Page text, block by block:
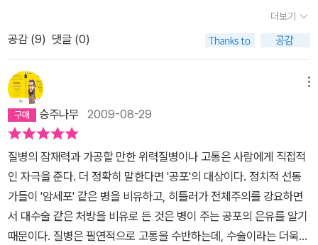
벌’을 선고 받았고 이 에세이가 세상에 빛을 본 뒤에는 유방암을 극복
했었지만, 또 다른 ‘형벌’인 ‘자궁암’ 선고를 받았다. 그리고 그녀의 절
친한 친구들이 ‘에이즈’라는 병으로 하나둘씩 세상을 떠났던 시기였
다. 그래서 사람들이 결핵이나, 암, 에이즈와 같은 질병을 대하는 태도
를 깊이 사유하게 된 그녀가 '은유로서의 질병'과 '에이즈와 그 은유'를
쓰게 된 것이다. 결핵, 나병, 매독, 페스트, 콜레라, 암, 에이즈 등 이런
병들을 떠올리는 우리의 머리 속에 연상되는 이미지들은 어떤 것들이
있을까? 지금 이런 병명과 함께 당신의 머리 속에 떠오른 이미지들을
찾아보라, 그게 바로 우리 사회에 있는 질병에 관한 사회적 은유다. 결
핵은 불결하고 하층민들이 잘 걸리는 수치스러운 질병에서 결핵이라
는 병 자체에서 오는 창백한 안색, 허약함, 콜록거림 등등에서 ‘낭만스
러움’ ‘영혼의 상처’ 등 ‘낭만성을 대표하는’ 질병으로서 사회적 은유
(1994년작)'에서 너무나 잘 그려내고 있다. 아니, 2020년 코로나 사
태 때 공중방역을 어긴 자들에 대한 강한 분노와 경멸이 우리 사회에
로 인해 직장에서 따돌림과 괴롭힘을 당하고, 객관적으로 나의 근무
환경이 대단히 열악하고 부당하였음에도 결국은 모든 것이 나의 책임
이 된 것이 아마 이 책의 사례와도 연결되지 싶다. 분명 직장 근무 환
경이 문제가 있음에도 내가 원래 병이 있다는 이유로 공무상 병가가
인정되지 않는 것이다.(내가 처음 병을 앓게 된 이유도 내가 약해서가
아니라 객관적으로 보통 사람이 견딜 수 없는 힘든 상황을 겪었기 때
문이다) 수전 손택이 이야기하였듯이 사람들은 자신이 잘 이해하지
못하는 질병에 대해 편견을 가지고 은유를 덧붙이고, 그 은유들은 의
학이 발전함에 따라 점차 다른 질병으로 그 은유의 대상을 바꾸고 있
택에게 질병이란 그저 '치료해야 할 그 무엇'일 뿐이다.지금 온 국민이
아니 세계인들이 불안에 떨고 있다.이 질병 또한 분명히 잡힐 것이다.
불철주야 애쓰시는 모든 관계당국 관계자들과 의료진들 너무 감사하
다.시민들은 침착하게 대응하고 있는데 과도하게 질병에 대한 두려움
을 부추기는 못된 언론들은 이제 그만해라 .코로나 바이러스 또한 '치
료해야 할 그 무엇' 일 뿐이다.
더보기
공감 (9) 댓글 (0)
승주나무 2009-08-29
질병의 잠재력과 가공할 만한 위력질병이나 고통은 사람에게 직접적
인 자극을 준다. 더 정확히 말한다면 '공포'의 대상이다. 정치적 선동
가들이 '암세포' 같은 병을 비유하고, 히틀러가 전체주의를 강요하면
서 대수술 같은 처방을 비유로 든 것은 병이 주는 공포의 은유를 알기
때문이다. 질병은 필연적으로 고통을 수반하는데, 수술이라는 더욱